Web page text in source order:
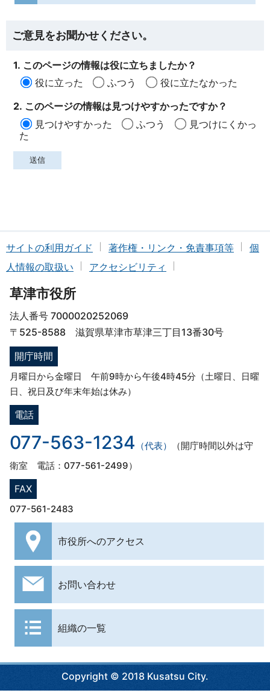
ご意見をお聞かせください。
1. このページの情報は役に立ちましたか？
役に立った
ふつう
役に立たなかった
2. このページの情報は見つけやすかったですか？
見つけやすかった
ふつう
見つけにくかっ
た
サイトの利用ガイド 著作権・リンク・免責事項等
個
人情報の取扱い
アクセシビリティ
草津市役所
法人番号 7000020252069
〒525-8588 滋賀県草津市草津三丁目13番30号
開庁時間
月曜日から金曜日 午前9時から午後4時45分（土曜日、日曜
日、祝日及び年末年始は休み）
電話
077-563-1234 （代表）
（開庁時間以外は守
衛室 電話：077-561-2499）
FAX
077-561-2483
市役所へのアクセス
お問い合わせ
組織の一覧
Copyright © 2018 Kusatsu City.